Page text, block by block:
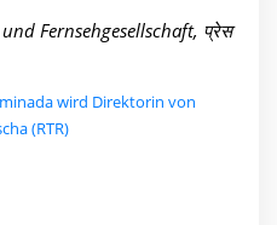
Fernsehgesellschaft, प्रेस
wird Direktorin von
(RTR)